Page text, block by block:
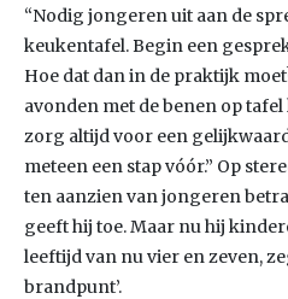
“Nodig jongeren uit aan de
keukentafel. Begin een
Hoe dat dan in de praktijk
avonden met de benen op
zorg altijd voor een
meteen een stap vóór.” Op
ten aanzien van jongeren
geeft hij toe. Maar nu hij
leeftijd van nu vier en zeven,
brandpunt’.